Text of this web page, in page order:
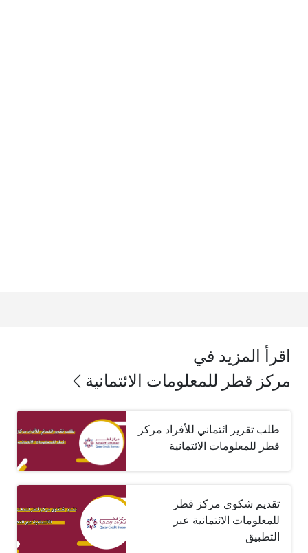
اقرأ المزيد في
مركز قطر للمعلومات الائتمانية
طلب تقرير ائتماني للأفراد مركز
قطر للمعلومات الائتمانية
تقديم شكوى مركز قطر
للمعلومات الائتمانية عبر
التطبيق